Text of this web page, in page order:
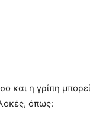
και η γρίπη
όπως: